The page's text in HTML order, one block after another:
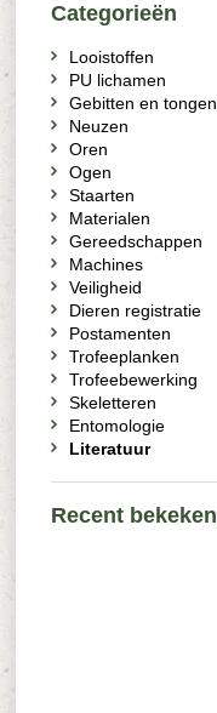
Categorieën
Looistoffen
PU lichamen
Gebitten en tongen
Neuzen
Oren
Ogen
Staarten
Materialen
Gereedschappen
Machines
Veiligheid
Dieren registratie
Postamenten
Trofeeplanken
Trofeebewerking
Skeletteren
Entomologie
Literatuur
Recent bekeken